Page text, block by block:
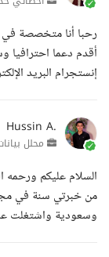
رحبا أنا متخصصة في
أقدم دعما احترافيا
إنستجرام البريد
Hussin A.
محلل
السلام عليكم ورحمه
من خبرتي سنة في
وسعودية واشتغلت